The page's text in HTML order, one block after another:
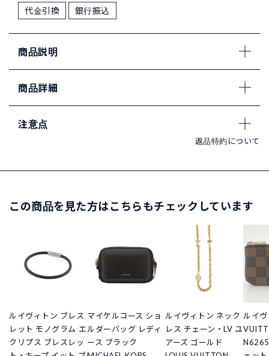
代金引換 銀行振込
商品説明
商品詳細
注意点
返品特約について
この商品を見た方はこちらもチェックしています
ルイヴィトン ブレス
レット モノグラム エ
クリプス ブレスレッ
マイケルコース ショ
ルダーバッグ レディ
ース ブラック
ルイヴィトン ネック
レス チェーン・LV ユ
アーズ ゴールド
ルイ